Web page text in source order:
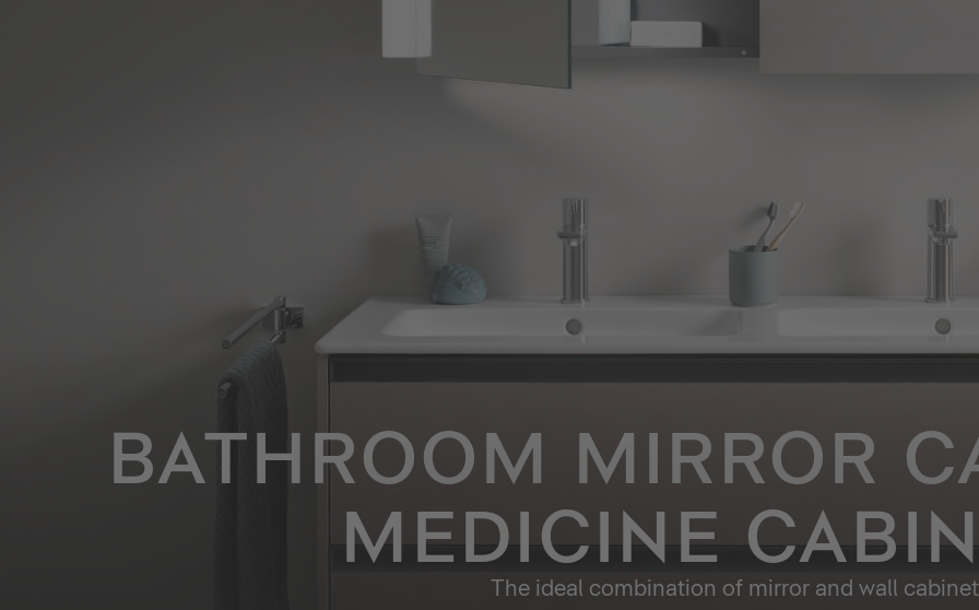
BATHROOM MIRROR
MEDICINE
The ideal combination of mirror and wall cabinet